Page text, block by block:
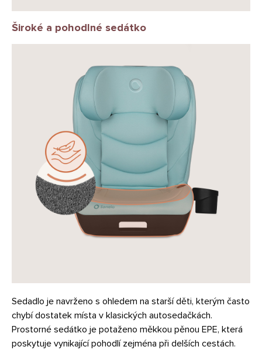
Široké a pohodlné sedátko
Sedadlo je navrženo s ohledem na starší děti, kterým často
chybí dostatek místa v klasických autosedačkách.
Prostorné sedátko je potaženo měkkou pěnou EPE, která
poskytuje vynikající pohodlí zejména při delších cestách.